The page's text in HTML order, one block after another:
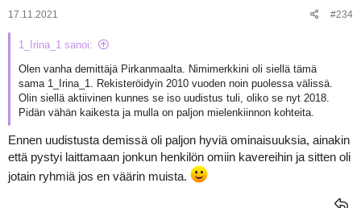
:
17.11.2021 #234
1_Irina_1 sanoi:
Olen vanha demittäjä Pirkanmaalta. Nimimerkkini oli siellä tämä
sama 1_Irina_1. Rekisteröidyin 2010 vuoden noin puolessa välissä.
Olin siellä aktiivinen kunnes se iso uudistus tuli, oliko se nyt 2018.
Pidän vähän kaikesta ja mulla on paljon mielenkiinnon kohteita.
Ennen uudistusta demissä oli paljon hyviä ominaisuuksia, ainakin
että pystyi laittamaan jonkun henkilön omiin kavereihin ja sitten oli
jotain ryhmiä jos en väärin muista.